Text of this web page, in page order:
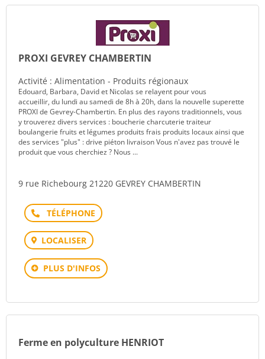
PROXI GEVREY CHAMBERTIN
Activité : Alimentation - Produits régionaux
Edouard, Barbara, David et Nicolas se relayent pour vous
accueillir, du lundi au samedi de 8h à 20h, dans la nouvelle superette
PROXI de Gevrey-Chambertin. En plus des rayons traditionnels, vous
y trouverez divers services : boucherie charcuterie traiteur
boulangerie fruits et légumes produits frais produits locaux ainsi que
des services "plus" : drive piéton livraison Vous n'avez pas trouvé le
produit que vous cherchiez ? Nous ...
9 rue Richebourg 21220 GEVREY CHAMBERTIN
Téléphone
LOCALISER
PLUS D'INFOS
Ferme en polyculture HENRIOT